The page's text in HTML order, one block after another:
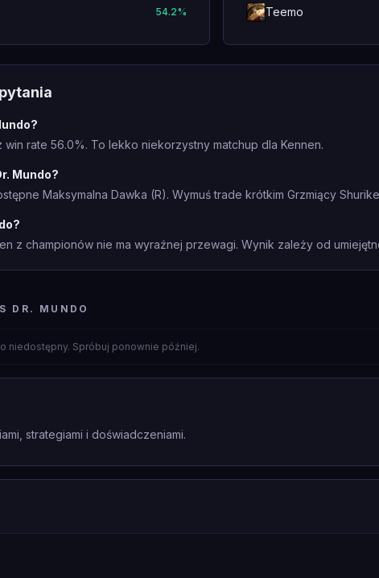
54.2% Teemo
rate 56.0%. To lekko niekorzystny matchup dla Kennen.
Mundo?
Maksymalna Dawka (R). Wymuś trade krótkim Grzmiący
z championów nie ma wyraźnej przewagi. Wynik zależy od
DR. MUNDO
niedostępny. Spróbuj ponownie później.
strategiami i doświadczeniami.